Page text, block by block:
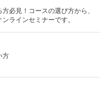
必見！コースの選び方から、
ラインセミナーです。
方